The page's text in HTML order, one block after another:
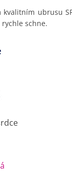
ubrusu
schne.